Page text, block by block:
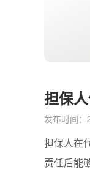
担保
发布时间
担保人在
责任后能